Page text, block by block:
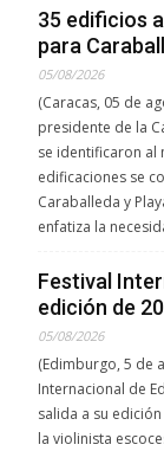
35 edificios
para
05/08/2026
(Caracas, 05 de
presidente de la
se identificaron al
edificaciones se
Caraballeda y
enfatiza la
Festival
edición de
05/08/2026
(Edimburgo, 5 de
Internacional de
salida a su
la violinista